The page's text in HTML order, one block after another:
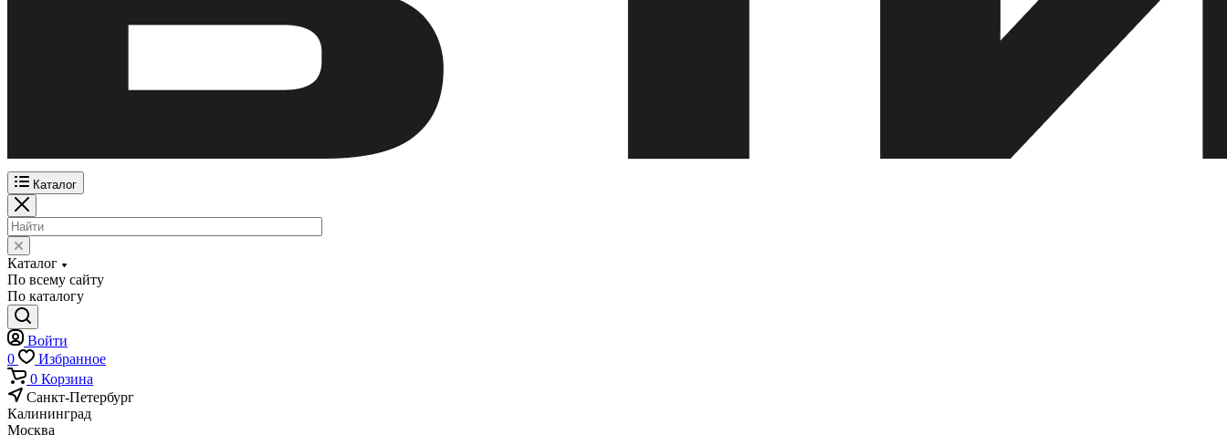
Каталог
Каталог
По всему сайту
По каталогу
Войти
0
Избранное
0 Корзина
Санкт-Петербург
Калининград
Москва